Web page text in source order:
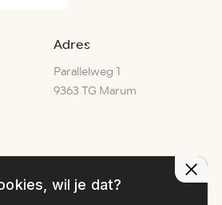
Adres
Parallelweg 1
9363 TG Marum
wil je dat?